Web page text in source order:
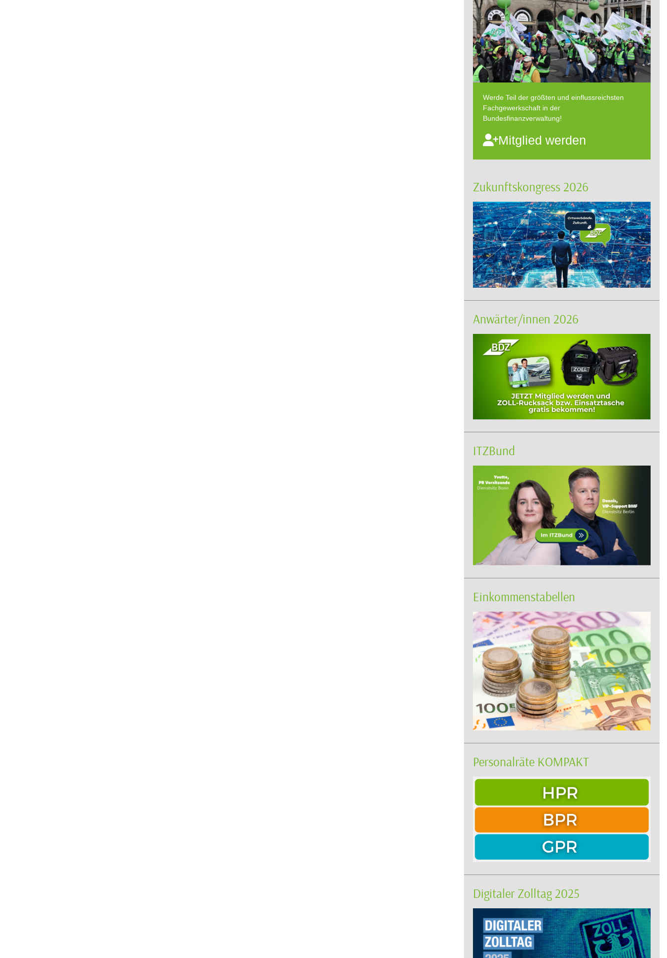
Werde Teil der größten und einflussreichsten
Fachgewerkschaft in der
Bundesfinanzverwaltung!
Mitglied werden
Zukunftskongress 2026
Anwärter/innen 2026
ITZBund
Einkommenstabellen
Personalräte KOMPAKT
Digitaler Zolltag 2025